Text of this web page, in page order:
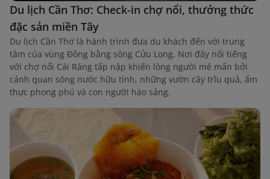
Du lịch Cần Thơ: Check-in chợ nổi, thưởng thức
đặc sản miền Tây
Du lịch Cần Thơ là hành trình đưa du khách đến với trung
tâm của vùng Đồng bằng sông Cửu Long. Nơi đây nổi tiếng
với chợ nổi Cái Răng tấp nập khiến lòng người mê mẩn bởi
cảnh quan sông nước hữu tình, những vườn cây trĩu quả, ẩm
thực phong phú và con người hào sảng.